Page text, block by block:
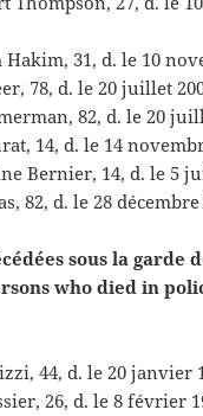
Hakim, 31, d. le 10
78, d. le 20 juillet
82, d. le 20
14, d. le 14
Bernier, 14, d. le 5
82, d. le 28 décembre
sous la garde
who died in
44, d. le 20 janvier
26, d. le 8 février